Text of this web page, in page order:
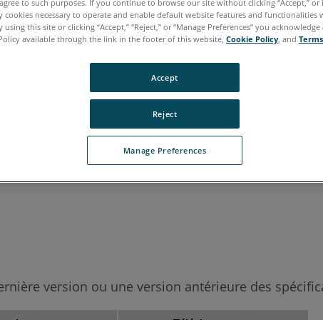
japonais portugais
version ou une version antérieure des
to such purposes. If you continue to browse our site without clicking “Accept,” or
cookies necessary to operate and enable default website features and functionalities
using this site or clicking “Accept,” “Reject,” or “Manage Preferences” you
available through the link in the footer of this website, Cookie Policy , and
Manage Preferences
Reject
Accept